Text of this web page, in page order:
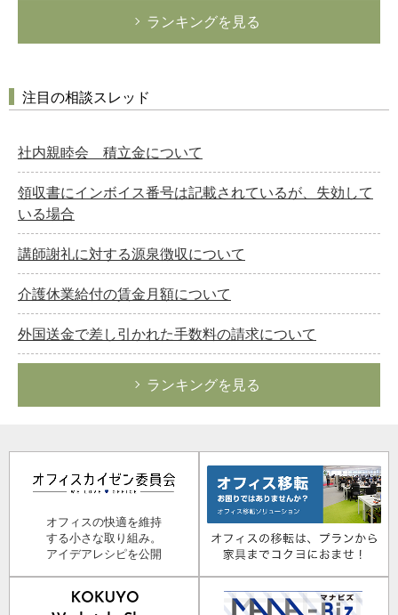
ランキングを見る
注目の相談スレッド
社内親睦会 積立金について
領収書にインボイス番号は記載されているが、失効して
いる場合
講師謝礼に対する源泉徴収について
介護休業給付の賃金月額について
外国送金で差し引かれた手数料の請求について
ランキングを見る
オフィスの快適を維持
する小さな取り組み。
アイデアレシピを公開